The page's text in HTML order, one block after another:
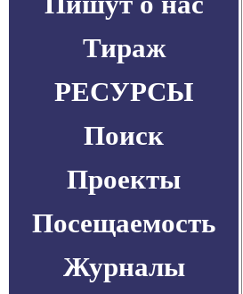
Тираж
РЕСУРСЫ
Поиск
Проекты
Посещаемость
Журналы